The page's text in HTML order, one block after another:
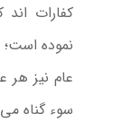
كفارات اند
نموده است؛
عام نيز
سوء گناه